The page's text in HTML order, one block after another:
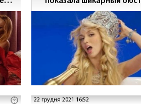
22 грудня 2021 16:52